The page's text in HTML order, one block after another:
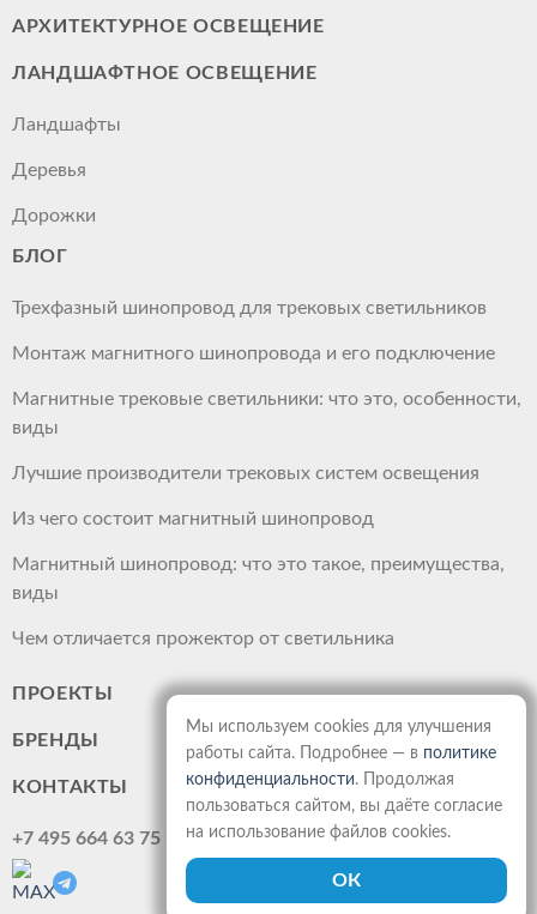
АРХИТЕКТУРНОЕ ОСВЕЩЕНИЕ
ЛАНДШАФТНОЕ ОСВЕЩЕНИЕ
Ландшафты
Деревья
Дорожки
БЛОГ
Трехфазный шинопровод для трековых светильников
Монтаж магнитного шинопровода и его подключение
Магнитные трековые светильники: что это, особенности,
виды
Лучшие производители трековых систем освещения
Из чего состоит магнитный шинопровод
Магнитный шинопровод: что это такое, преимущества,
виды
Чем отличается прожектор от светильника
ПРОЕКТЫ
БРЕНДЫ
КОНТАКТЫ
+7 495 664 63 75
Мы используем cookies для улучшения
работы сайта. Подробнее — в политике
конфиденциальности. Продолжая
пользоваться сайтом, вы даёте согласие
на использование файлов cookies.